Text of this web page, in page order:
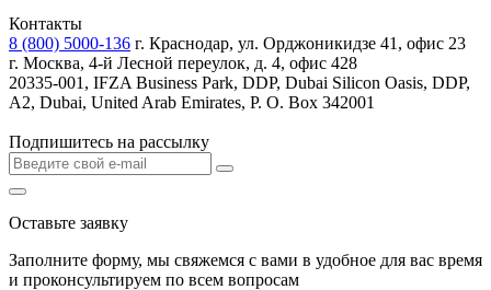
Контакты
8 (800) 5000-136 г. Краснодар, ул. Орджоникидзе 41, офис 23
г. Москва, 4-й Лесной переулок, д. 4, офис 428
20335-001, IFZA Business Park, DDP, Dubai Silicon Oasis, DDP,
A2, Dubai, United Arab Emirates, P. O. Box 342001
Подпишитесь на рассылку
Оставьте заявку
Заполните форму, мы свяжемся с вами в удобное для вас время
и проконсультируем по всем вопросам